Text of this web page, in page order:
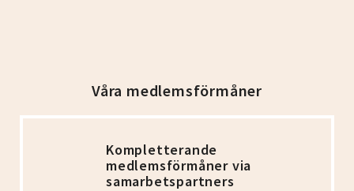
Våra medlemsförmåner
Kompletterande
medlemsförmåner via
samarbetspartners